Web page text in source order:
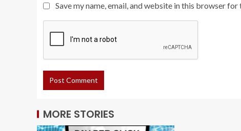
Save my name, email, and website in this browser
MORE STORIES